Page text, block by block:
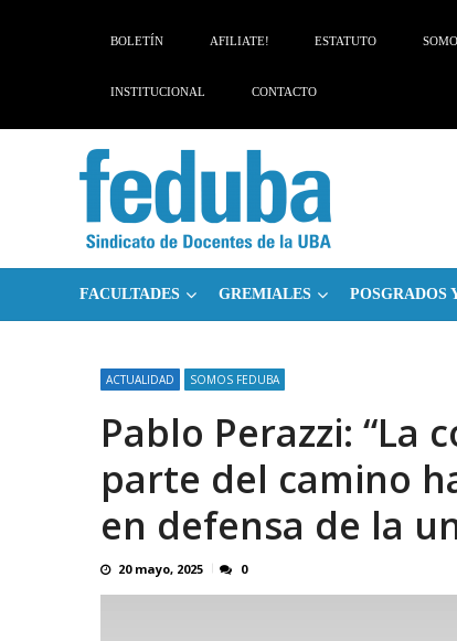
BOLETÍN AFILIATE! ESTATUTO
INSTITUCIONAL CONTACTO
FACULTADES GREMIALES POSGRADOS
ACTUALIDAD SOMOS FEDUBA
Pablo Perazzi: “La
parte del camino
en defensa de la
20 mayo, 2025 0